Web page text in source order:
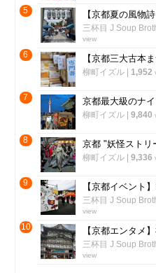
5
三杯目 J Soup
view
6
柳町イズル| 1,952
7
柳町イズル| 9,840
8
柳町イズル| 9,336
9
三杯目 J Soup
view
10
三杯目 J Soup
view